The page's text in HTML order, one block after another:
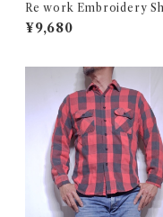
Re work Embroidery
/ リワーク ハンド刺繍入り
ャツ 古着
¥9,680